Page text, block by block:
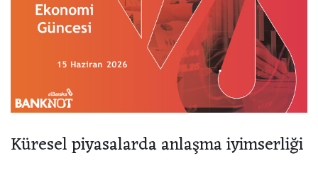
Küresel piyasalarda anlaşma iyimserliği